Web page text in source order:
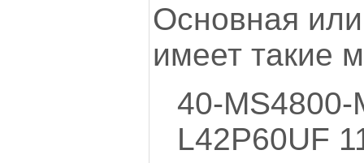
Основная
имеет такие
40-MS4800-
L42P60UF